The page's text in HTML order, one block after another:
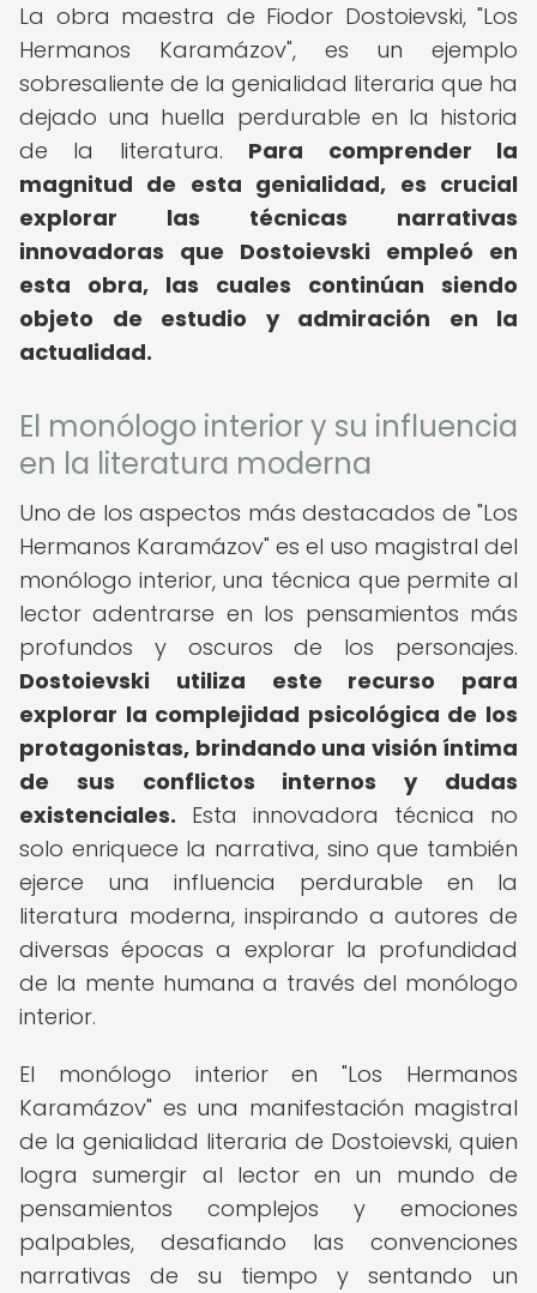
La obra maestra de Fiodor Dostoievski, "Los
Hermanos Karamázov", es un ejemplo
sobresaliente de la genialidad literaria que ha
dejado una huella perdurable en la historia
de la literatura. Para comprender la
magnitud de esta genialidad, es crucial
explorar las técnicas narrativas
innovadoras que Dostoievski empleó en
esta obra, las cuales continúan siendo
objeto de estudio y admiración en la
actualidad.
El monólogo interior y su influencia
en la literatura moderna
Uno de los aspectos más destacados de "Los
Hermanos Karamázov" es el uso magistral del
monólogo interior, una técnica que permite al
lector adentrarse en los pensamientos más
profundos y oscuros de los personajes.
Dostoievski utiliza este recurso para
explorar la complejidad psicológica de los
protagonistas, brindando una visión íntima
de sus conflictos internos y dudas
existenciales. Esta innovadora técnica no
solo enriquece la narrativa, sino que también
ejerce una influencia perdurable en la
literatura moderna, inspirando a autores de
diversas épocas a explorar la profundidad
de la mente humana a través del monólogo
interior.
El monólogo interior en "Los Hermanos
Karamázov" es una manifestación magistral
de la genialidad literaria de Dostoievski, quien
logra sumergir al lector en un mundo de
pensamientos complejos y emociones
palpables, desafiando las convenciones
narrativas de su tiempo y sentando un